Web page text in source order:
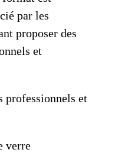
par les
proposer des
et
professionnels et
verre